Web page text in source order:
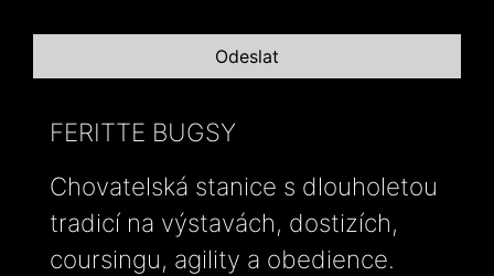
FERITTE BUGSY
Chovatelská stanice s dlouholetou
tradicí na výstavách, dostizích,
coursingu, agility a obedience.